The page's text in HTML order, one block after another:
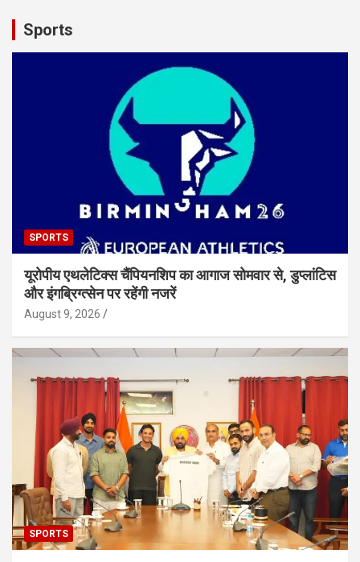
Sports
SPORTS
यूरोपीय एथलेटिक्स चैंपियनशिप का आगाज सोमवार से, डुप्लांटिस
और इंगब्रिग्त्सेन पर रहेंगी नजरें
August 9, 2026
SPORTS